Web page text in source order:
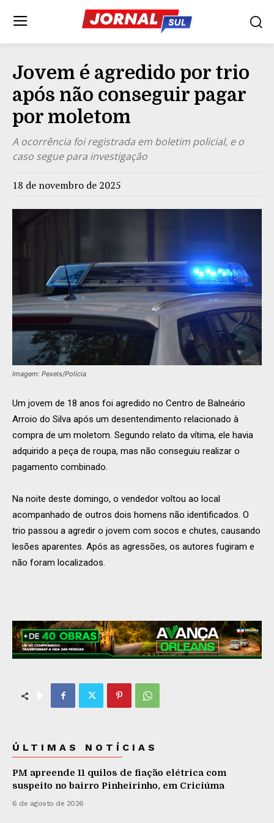
Jovem é agredido por trio
após não conseguir pagar
por moletom
A ocorrência foi registrada em boletim policial, e o
caso segue para investigação
18 de novembro de 2025
Imagem: Pexels/Polícia
Um jovem de 18 anos foi agredido no Centro de Balneário
Arroio do Silva após um desentendimento relacionado à
compra de um moletom. Segundo relato da vítima, ele havia
adquirido a peça de roupa, mas não conseguiu realizar o
pagamento combinado.
Na noite deste domingo, o vendedor voltou ao local
acompanhado de outros dois homens não identificados. O
trio passou a agredir o jovem com socos e chutes, causando
lesões aparentes. Após as agressões, os autores fugiram e
não foram localizados.
ÚLTIMAS NOTÍCIAS
PM apreende 11 quilos de fiação elétrica com
suspeito no bairro Pinheirinho, em Criciúma
6 de agosto de 2026